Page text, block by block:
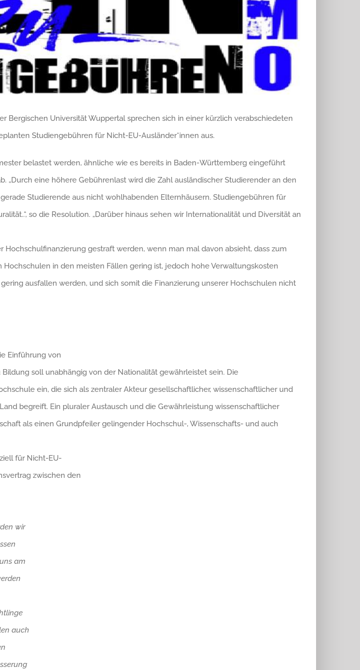
Bergischen Universität Wuppertal sprechen sich in einer kürzlich verabschiedeten
Studiengebühren für Nicht-EU-Ausländer*innen aus.
belastet werden, ähnliche wie es bereits in Baden-Württemberg eingeführt
eine höhere Gebührenlast wird die Zahl ausländischer Studierender an den
Studierende aus nicht wohlhabenden Elternhäusern. Studiengebühren für
so die Resolution. „Darüber hinaus sehen wir Internationalität und Diversität an
gestraft werden, wenn man mal davon absieht, dass zum
in den meisten Fällen gering ist, jedoch hohe Verwaltungskosten
ausfallen werden, und sich somit die Finanzierung unserer Hochschulen nicht
Einführung von
soll unabhängig von der Nationalität gewährleistet sein. Die
ein, die sich als zentraler Akteur gesellschaftlicher, wissenschaftlicher und
begreift. Ein pluraler Austausch und die Gewährleistung wissenschaftlicher
als einen Grundpfeiler gelingender Hochschul-, Wissenschafts- und auch
für Nicht-EU-
zwischen den
wir
am
auch